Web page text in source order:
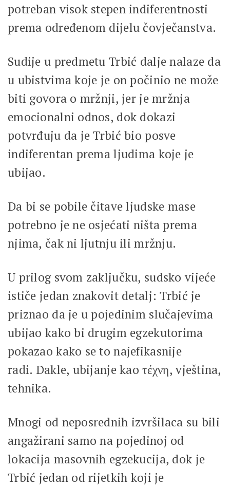
potreban visok stepen indiferentnosti
prema određenom dijelu čovječanstva.
Sudije u predmetu Trbić dalje nalaze da
u ubistvima koje je on počinio ne može
biti govora o mržnji, jer je mržnja
emocionalni odnos, dok dokazi
potvrđuju da je Trbić bio posve
indiferentan prema ljudima koje je
ubijao.
Da bi se pobile čitave ljudske mase
potrebno je ne osjećati ništa prema
njima, čak ni ljutnju ili mržnju.
U prilog svom zaključku, sudsko vijeće
ističe jedan znakovit detalj: Trbić je
priznao da je u pojedinim slučajevima
ubijao kako bi drugim egzekutorima
pokazao kako se to najefikasnije
radi. Dakle, ubijanje kao τέχνη, vještina,
tehnika.
Mnogi od neposrednih izvršilaca su bili
angažirani samo na pojedinoj od
lokacija masovnih egzekucija, dok je
Trbić jedan od rijetkih koji je